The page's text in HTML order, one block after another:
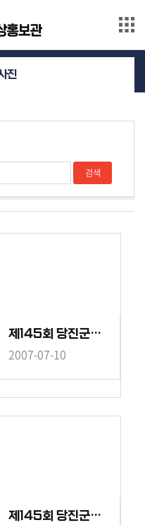
가기
가기
진
제145회 당진군의회(제1차정례회) 현장방문
2007-07-10
제145회 당진군의회(제1차정례회) 현장방문